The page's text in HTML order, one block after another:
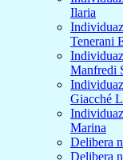
Ilaria
Tenerani
Manfredi
Giacché
Marina
Delibera
Delibera